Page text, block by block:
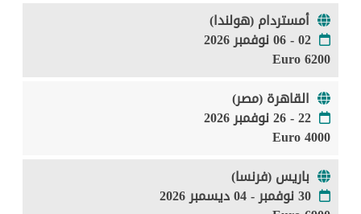
أمستردام (هولندا)
02 - 06 نوفمبر 2026
6200 Euro
القاهرة (مصر)
22 - 26 نوفمبر 2026
4000 Euro
باريس (فرنسا)
30 نوفمبر - 04 ديسمبر 2026